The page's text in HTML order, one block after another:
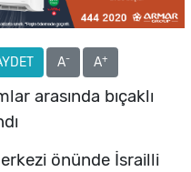
A- A+
arasında bıçaklı
önünde İsrailli